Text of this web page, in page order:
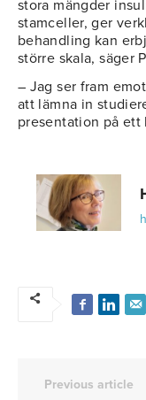
stora mängder
stamceller, ger
behandling kan
större skala, säger
– Jag ser fram
att lämna in
presentation på ett
Previous article